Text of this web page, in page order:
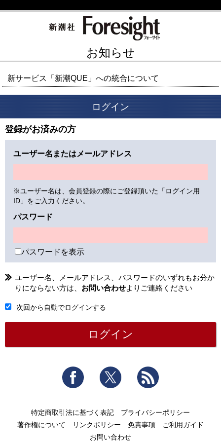
お知らせ
新サービス「新潮QUE」への統合について
ログイン
登録がお済みの方
ユーザー名またはメールアドレス
※ユーザー名は、会員登録の際にご登録頂いた「ログイン用
ID」をご入力ください。
パスワード
パスワードを表示
ユーザー名、メールアドレス、パスワードのいずれもお分か
りにならない方は、 お問い合わせよりご連絡ください
次回から自動でログインする
Facebook Twitter
特定商取引法に基づく表記
プライバシーポリシー
著作権について
リンクポリシー 免責事項
ご利用ガイド
お問い合わせ